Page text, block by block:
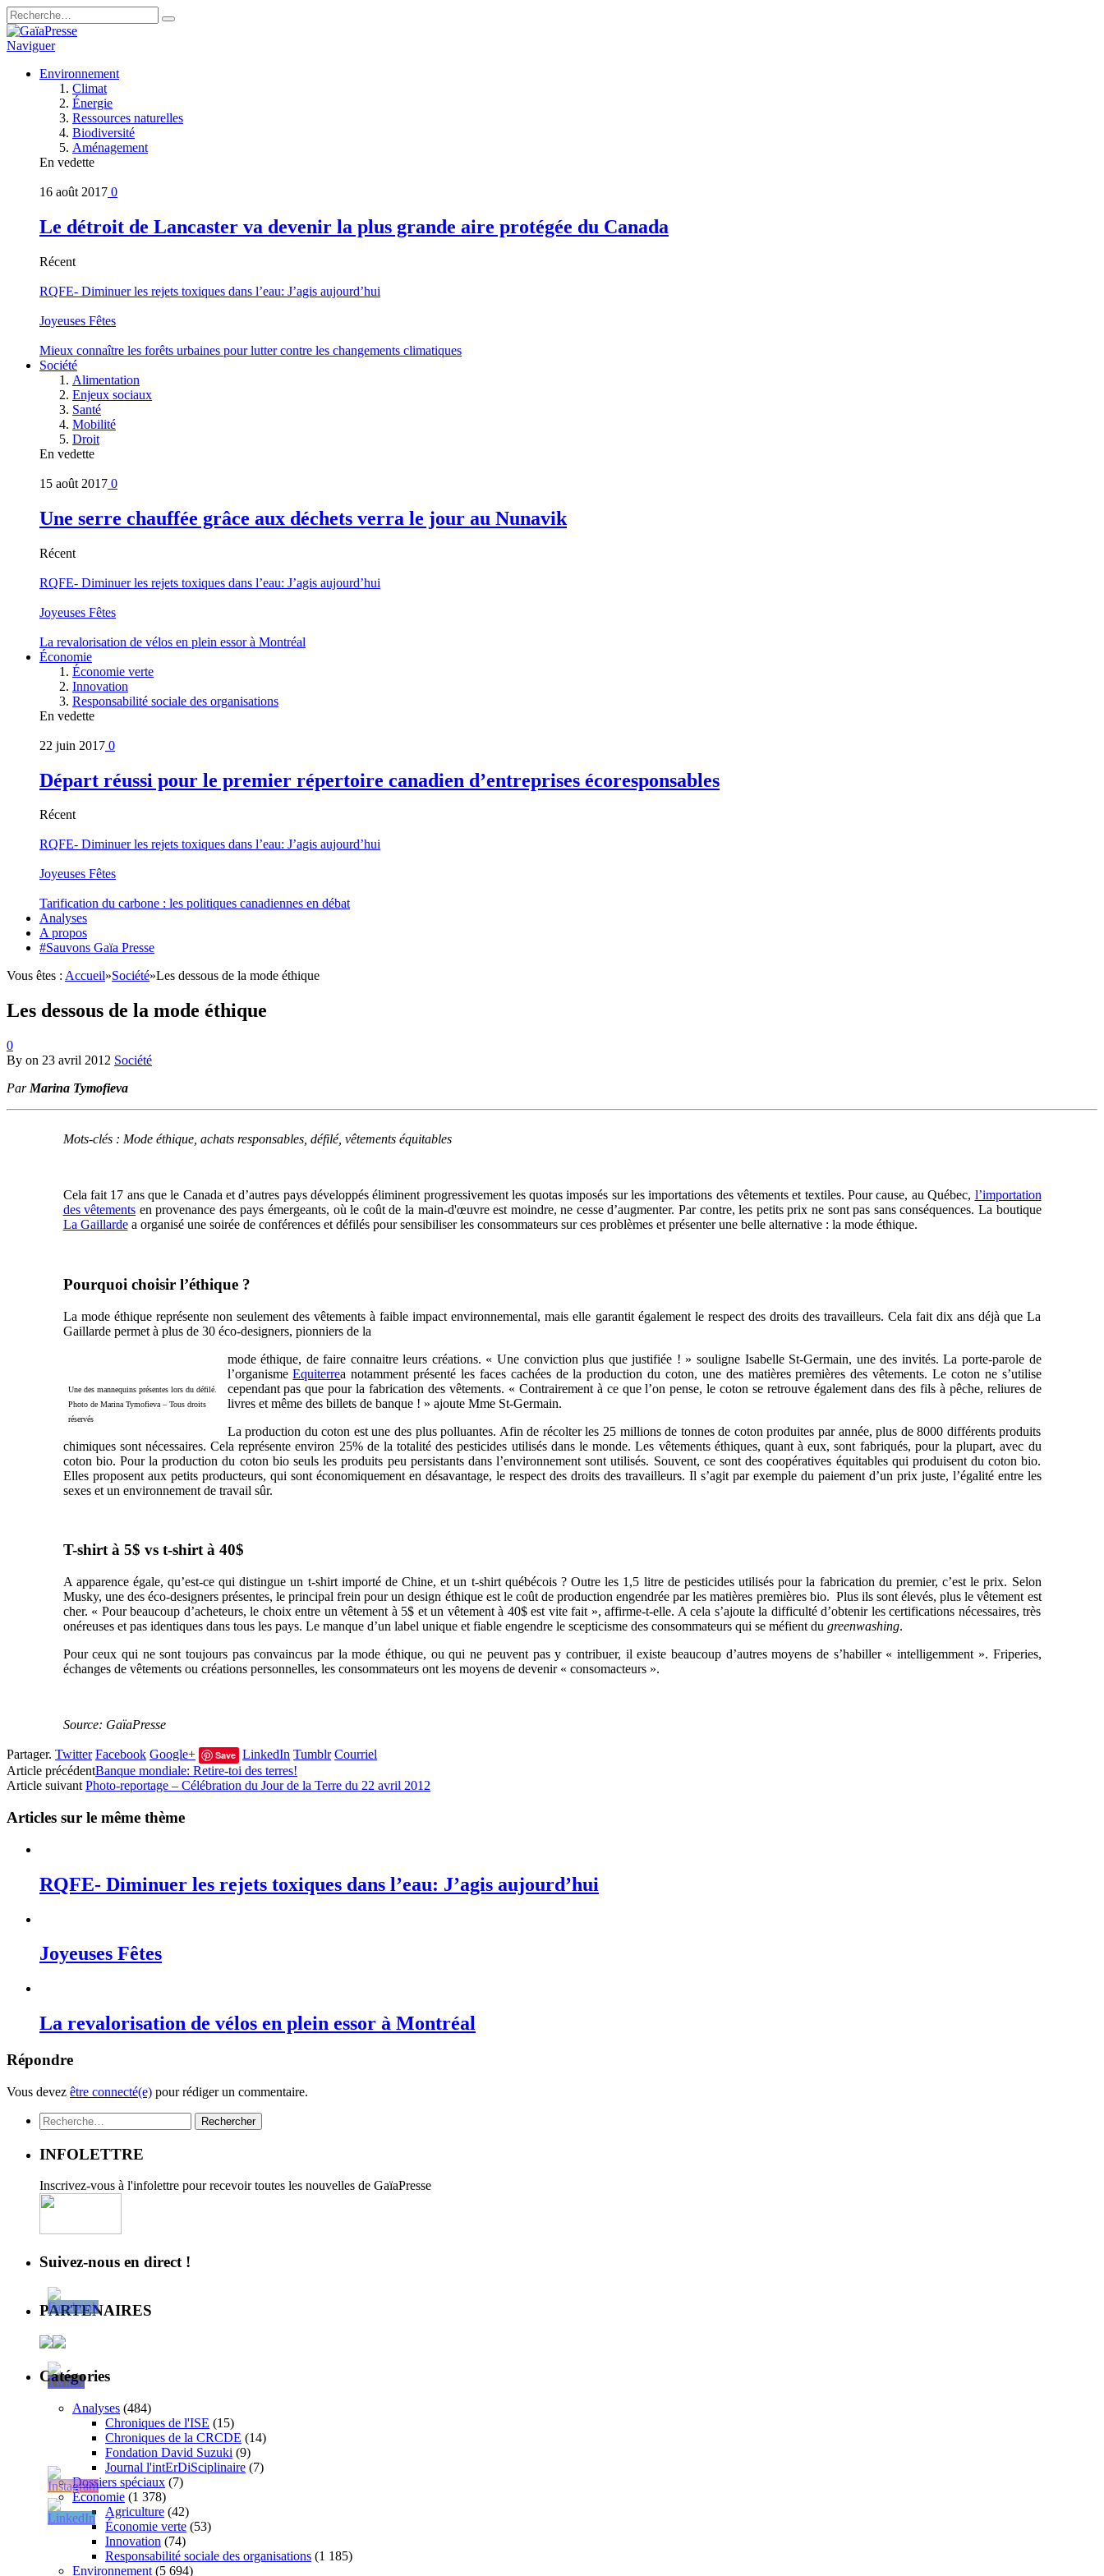
Naviguer
Environnement
Climat
Énergie
Ressources naturelles
Biodiversité
Aménagement
En vedette
16 août 2017 0
Le détroit de Lancaster va devenir la plus grande aire protégée du Canada
Récent
RQFE- Diminuer les rejets toxiques dans l’eau: J’agis aujourd’hui
Joyeuses Fêtes
Mieux connaître les forêts urbaines pour lutter contre les changements climatiques
Société
Alimentation
Enjeux sociaux
Santé
Mobilité
Droit
En vedette
15 août 2017 0
Une serre chauffée grâce aux déchets verra le jour au Nunavik
Récent
RQFE- Diminuer les rejets toxiques dans l’eau: J’agis aujourd’hui
Joyeuses Fêtes
La revalorisation de vélos en plein essor à Montréal
Économie
Économie verte
Innovation
Responsabilité sociale des organisations
En vedette
22 juin 2017 0
Départ réussi pour le premier répertoire canadien d’entreprises écoresponsables
Récent
RQFE- Diminuer les rejets toxiques dans l’eau: J’agis aujourd’hui
Joyeuses Fêtes
Tarification du carbone : les politiques canadiennes en débat
Analyses
A propos
#Sauvons Gaïa Presse
Vous êtes : Accueil»Société»Les dessous de la mode éthique
Les dessous de la mode éthique
0
By on 23 avril 2012 Société
Par Marina Tymofieva
Mots-clés : Mode éthique, achats responsables, défilé, vêtements équitables
Cela fait 17 ans que le Canada et d’autres pays développés éliminent progressivement les quotas imposés sur les importations des vêtements et textiles. Pour cause, au Québec, l’importation
des vêtements en provenance des pays émergeants, où le coût de la main-d'œuvre est moindre, ne cesse d’augmenter. Par contre, les petits prix ne sont pas sans conséquences. La boutique
La Gaillardea organisé une soirée de conférences et défilés pour sensibiliser les consommateurs sur ces problèmes et présenter une belle alternative : la mode éthique.
Pourquoi choisir l’éthique ?
La mode éthique représente non seulement des vêtements à faible impact environnemental, mais elle garantit également le respect des droits des travailleurs. Cela fait dix ans déjà que La
Gaillarde permet à plus de 30 éco-designers, pionniers de la
Une des mannequins présentes lors du défilé.
Photo de Marina Tymofieva – Tous droits
réservés
mode éthique, de faire connaitre leurs créations. « Une conviction plus que justifiée ! » souligne Isabelle St-Germain, une des invités. La porte-parole de
l’organismeEquiterrea notamment présenté les faces cachées de la production du coton, une des matières premières des vêtements. Le coton ne s’utilise
cependant pas que pour la fabrication des vêtements. « Contrairement à ce que l’on pense, le coton se retrouve également dans des fils à pêche, reliures de
livres et même des billets de banque ! » ajoute Mme St-Germain.
La production du coton est une des plus polluantes. Afin de récolter les 25 millions de tonnes de coton produites par année, plus de 8000 différents produits
chimiques sont nécessaires. Cela représente environ 25% de la totalité des pesticides utilisés dans le monde. Les vêtements éthiques, quant à eux, sont fabriqués, pour la plupart, avec du
coton bio. Pour la production du coton bio seuls les produits peu persistants dans l’environnement sont utilisés. Souvent, ce sont des coopératives équitables qui produisent du coton bio.
Elles proposent aux petits producteurs, qui sont économiquement en désavantage, le respect des droits des travailleurs. Il s’agit par exemple du paiement d’un prix juste, l’égalité entre les
sexes et un environnement de travail sûr.
T-shirt à 5$ vs t-shirt à 40$
A apparence égale, qu’est-ce qui distingue un t-shirt importé de Chine, et un t-shirt québécois ? Outre les 1,5 litre de pesticides utilisés pour la fabrication du premier, c’est le prix. Selon
Musky, une des éco-designers présentes, le principal frein pour un design éthique est le coût de production engendrée par les matières premières bio. Plus ils sont élevés, plus le vêtement est
cher. « Pour beaucoup d’acheteurs, le choix entre un vêtement à 5$ et un vêtement à 40$ est vite fait », affirme-t-elle. A cela s’ajoute la difficulté d’obtenir les certifications nécessaires, très
onéreuses et pas identiques dans tous les pays. Le manque d’un label unique et fiable engendre le scepticisme des consommateurs qui se méfient du greenwashing.
Pour ceux qui ne sont toujours pas convaincus par la mode éthique, ou qui ne peuvent pas y contribuer, il existe beaucoup d’autres moyens de s’habiller « intelligemment ». Friperies,
échanges de vêtements ou créations personnelles, les consommateurs ont les moyens de devenir « consomacteurs ».
Source: GaïaPresse
Partager. Twitter Facebook Google+ Save LinkedIn Tumblr Courriel
Article précédentBanque mondiale: Retire-toi des terres!
Article suivant Photo-reportage – Célébration du Jour de la Terre du 22 avril 2012
Articles sur le même thème
RQFE- Diminuer les rejets toxiques dans l’eau: J’agis aujourd’hui
Joyeuses Fêtes
La revalorisation de vélos en plein essor à Montréal
Répondre
Vous devez être connecté(e) pour rédiger un commentaire.
Rechercher :
INFOLETTRE
Inscrivez-vous à l'infolettre pour recevoir toutes les nouvelles de GaïaPresse
Suivez-nous en direct !
PARTENAIRES
Catégories
Analyses (484)
Chroniques de l'ISE (15)
Chroniques de la CRCDE (14)
Fondation David Suzuki (9)
Journal l'intErDiSciplinaire (7)
Dossiers spéciaux (7)
Économie (1 378)
Agriculture (42)
Économie verte (53)
Innovation (74)
Responsabilité sociale des organisations (1 185)
Environnement (5 694)